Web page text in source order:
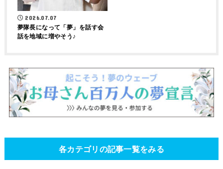
2026.07.07
夢隊長になって「夢」を話す会
話を地域に増やそう♪
各カテゴリの記事一覧をみる